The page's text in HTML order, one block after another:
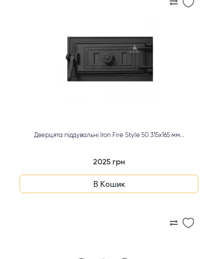
Дверцята піддувальні Iron Fire Style 50 315х165 мм...
2025 грн
В Кошик